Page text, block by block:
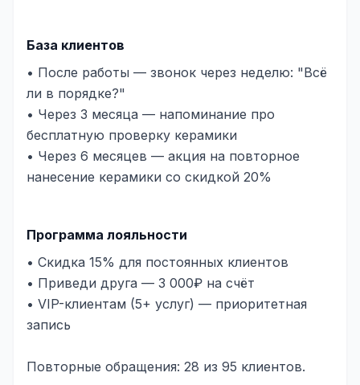
База клиентов
• После работы — звонок через неделю: "Всё
ли в порядке?"
• Через 3 месяца — напоминание про
бесплатную проверку керамики
• Через 6 месяцев — акция на повторное
нанесение керамики со скидкой 20%
Программа лояльности
• Скидка 15% для постоянных клиентов
• Приведи друга — 3 000₽ на счёт
• VIP-клиентам (5+ услуг) — приоритетная
запись
Повторные обращения: 28 из 95 клиентов.